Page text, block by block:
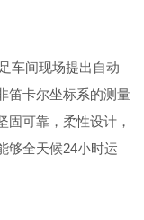
车间现场提出自动
笛卡尔坐标系的测量
固可靠，柔性设计，
够全天候24小时运